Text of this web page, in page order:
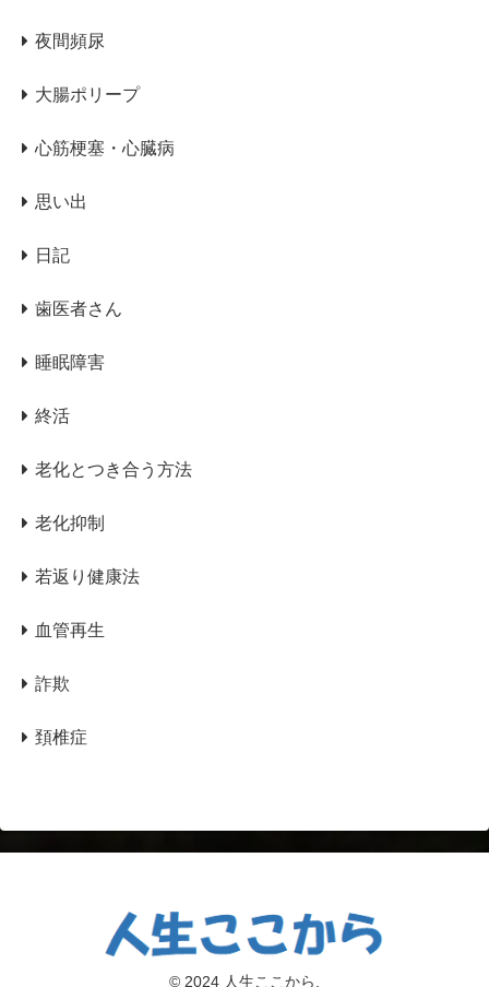
夜間頻尿
大腸ポリープ
心筋梗塞・心臓病
思い出
日記
歯医者さん
睡眠障害
終活
老化とつき合う方法
老化抑制
若返り健康法
血管再生
詐欺
頚椎症
© 2024 人生ここから.